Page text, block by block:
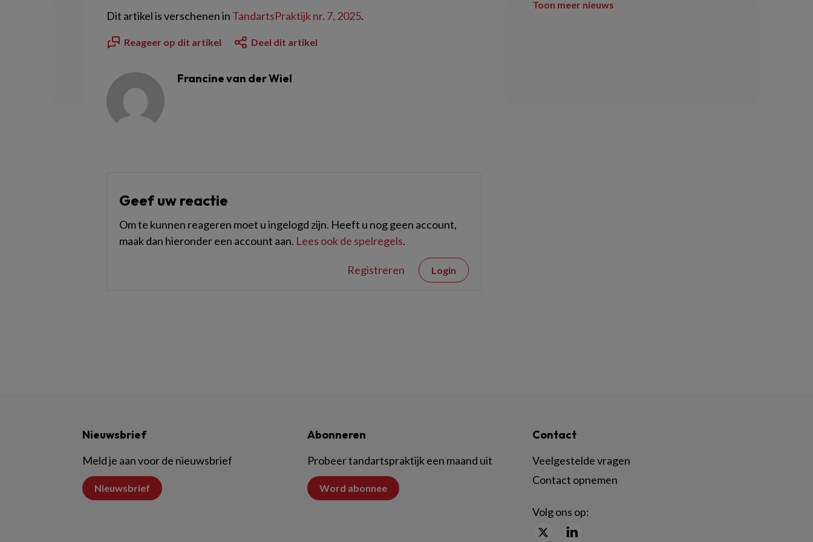
Dit artikel is verschenen in TandartsPraktijk nr. 7, 2025.
Reageer op dit artikel Deel dit artikel
Francine van der Wiel
Geef uw reactie
Om te kunnen reageren moet u ingelogd zijn. Heeft u nog geen account,
maak dan hieronder een account aan. Lees ook de spelregels.
Registreren Login
Toon meer nieuws
Nieuwsbrief
Meld je aan voor de nieuwsbrief
Nieuwsbrief
Abonneren
Probeer tandartspraktijk een maand uit
Word abonnee
Contact
Veelgestelde vragen
Contact opnemen
Volg ons op: